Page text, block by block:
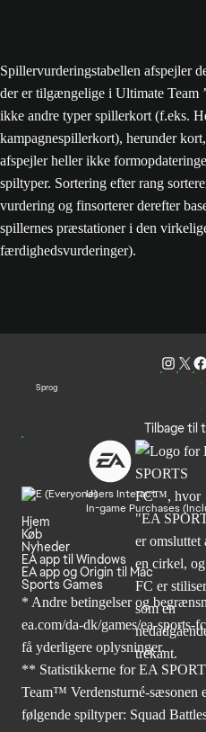
Spillervurderingstabellen afspejler
der er tilgængelige i Ultimate Team
ikke andre typer spillerkort (f.eks.
kampagnespillerkort), herunder
afspejler heller ikke
spiltyper. Sortering efter rang
vurdering og finsorterer derefter
spillernes præstationer i den
færdighedsvurderinger).
Sprog
Tilbage til
Users Interact
In-game Purchases
Hjem
Køb
Nyheder
EA app til Windows
EA app og Origin til Mac
Sports Games
* Andre betingelser og
ea.com/da-dk/games/ea-sports-
få yderligere oplysninger.
** Statistikkerne for EA
Team™ Verdensturné-sæsonen
følgende spiltyper: Squad